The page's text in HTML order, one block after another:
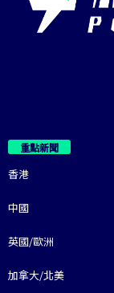
重點新聞
香港
中國
英國/歐洲
加拿大/北美